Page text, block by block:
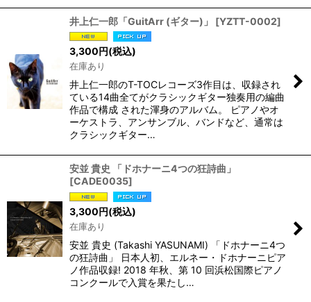
井上仁一郎「GuitArr (ギター)」 [YZTT-0002]
3,300円(税込)
在庫あり
井上仁一郎のT-TOCレコーズ3作目は、収録され
ている14曲全てがクラシックギター独奏用の編曲
作品で構成 された渾身のアルバム。 ピアノやオ
ーケストラ、アンサンブル、バンドなど、通常は
クラシックギター…
安並 貴史 「ドホナーニ4つの狂詩曲」
[CADE0035]
3,300円(税込)
在庫あり
安並 貴史 (Takashi YASUNAMI) 「ドホナーニ4つ
の狂詩曲」 日本人初、エルネー・ドホナーニピア
ノ作品収録! 2018 年秋、第 10 回浜松国際ピアノ
コンクールで入賞を果たし…